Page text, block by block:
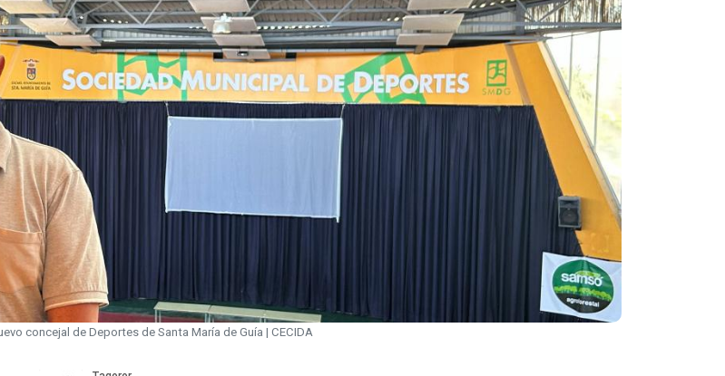
concejal de Deportes de Santa María de Guía | CECIDA